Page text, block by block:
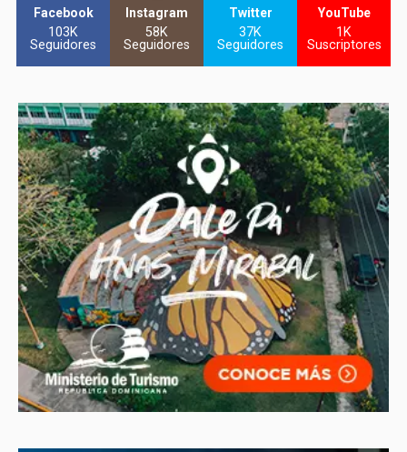
Facebook
103K
Seguidores
Instagram
58K
Seguidores
Twitter
37K
Seguidores
YouTube
1K
Suscriptores